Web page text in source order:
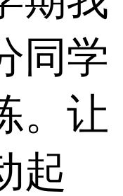
同学
。让
起